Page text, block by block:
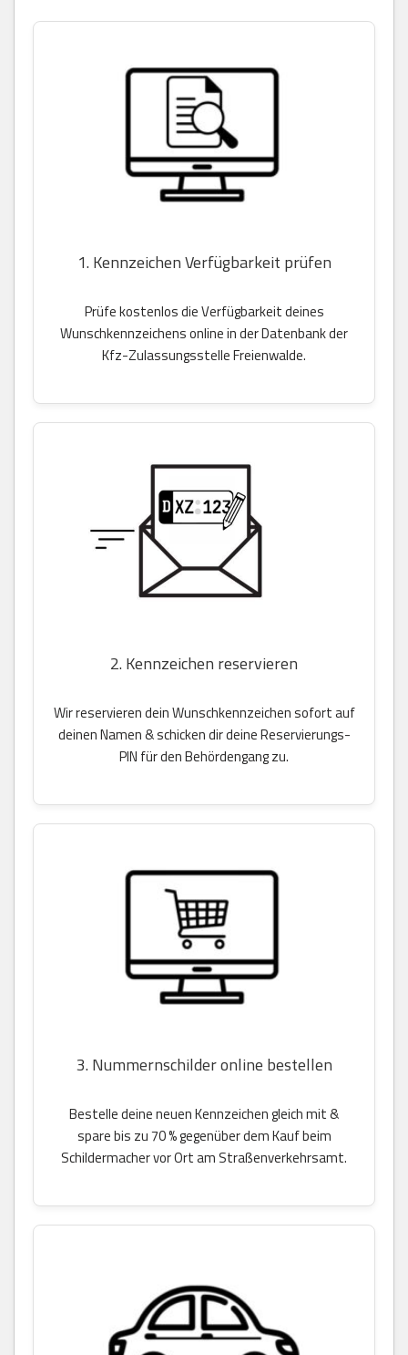
1. Kennzeichen Verfügbarkeit prüfen
Prüfe kostenlos die Verfügbarkeit deines
Wunschkennzeichens online in der Datenbank der
Kfz-Zulassungsstelle Freienwalde.
2. Kennzeichen reservieren
Wir reservieren dein Wunschkennzeichen sofort auf
deinen Namen & schicken dir deine Reservierungs-
PIN für den Behördengang zu.
3. Nummernschilder online bestellen
Bestelle deine neuen Kennzeichen gleich mit &
spare bis zu 70 % gegenüber dem Kauf beim
Schildermacher vor Ort am Straßenverkehrsamt.